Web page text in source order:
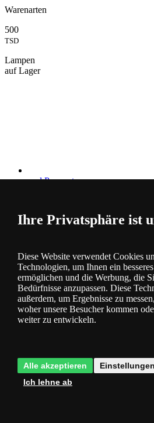
Warenarten
500
TSD
Lampen
auf Lager
und Parameter
Ihre Privatsphäre ist
Diese Website verwendet Cookies
Technologien, um Ihnen ein
ermöglichen und die Werbung, die
Bedürfnisse anzupassen. Diese
außerdem, um Ergebnisse zu
woher unsere Besucher kommen
weiter zu entwickeln.
Alle akzeptieren
Ich lehne ab